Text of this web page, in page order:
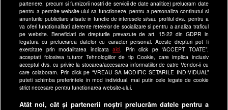
antenastars.ro
as.ro
catine.ro
chefi.ro
deparinti.ro
medicool.ro
partenere, precum si furnizorii nostri de servicii de date analitice) prelucram date
pentru a permite website-ului sa functioneze, pentru a personaliza continutul si
anunturile publicitare afisate in functie de interesele si/sau profilul dvs., pentru a
va oferi functionalitati aferente retelelor de socializare si pentru a analiza traficul
pe website. Beneficiati de drepturile prevazute de art. 15-22 din GDPR in
legatura cu prelucrarea datelor cu caracter personal. Aceste drepturi pot fi
exercitate prin modalitatea indicataaici . Prin click pe “ACCEPT TOATE”,
acceptati folosirea tuturor Tehnologiilor de tip Cookie, care implica inclusiv
acceptul dvs. cu privire la stocarea/accesarea informatiilor de catre Vendor-ii cu
care colaboram. Prin click pe “VREAU SA MODIFIC SETARILE INDIVIDUAL”
puteti schimba preferintele in mod individual, mai putin cele legate de cookie
strict necesare pentru functionarea website-ului.
Atât noi, cât și partenerii noștri prelucrăm datele pentru a